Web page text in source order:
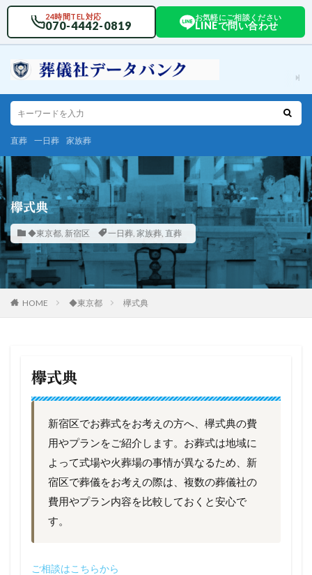
24時間TEL対応
070-4442-0819
お気軽にご相談ください
LINEで問い合わせ
直葬 一日葬 家族葬
欅式典
◆東京都, 新宿区 一日葬, 家族葬, 直葬
HOME ◆東京都 欅式典
欅式典
新宿区でお葬式をお考えの方へ、欅式典の費
用やプランをご紹介します。お葬式は地域に
よって式場や火葬場の事情が異なるため、新
宿区で葬儀をお考えの際は、複数の葬儀社の
費用やプラン内容を比較しておくと安心で
す。
ご相談はこちらから